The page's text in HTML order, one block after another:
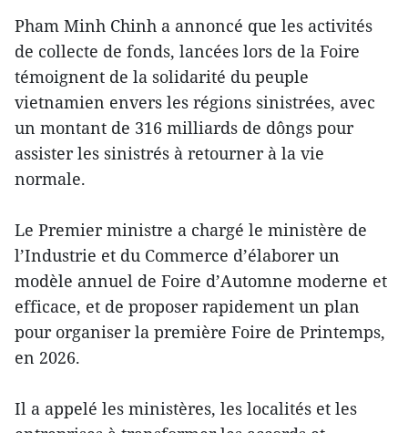
Pham Minh Chinh a annoncé que les activités
de collecte de fonds, lancées lors de la Foire
témoignent de la solidarité du peuple
vietnamien envers les régions sinistrées, avec
un montant de 316 milliards de dôngs pour
assister les sinistrés à retourner à la vie
normale.
Le Premier ministre a chargé le ministère de
l’Industrie et du Commerce d’élaborer un
modèle annuel de Foire d’Automne moderne et
efficace, et de proposer rapidement un plan
pour organiser la première Foire de Printemps,
en 2026.
Il a appelé les ministères, les localités et les